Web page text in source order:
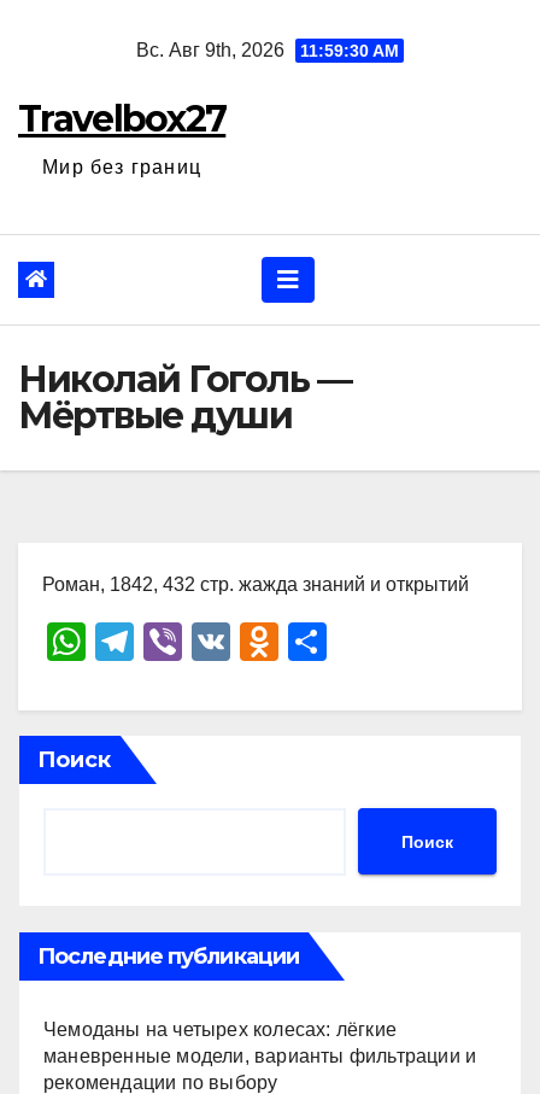
Вс. Авг 9th, 2026 11:59:31 AM
Travelbox27
Мир без границ
Николай Гоголь —
Мёртвые души
Роман, 1842, 432 стр. жажда знаний и открытий
W
at
s
A
T
e
gr
a
Vi
er
V
O
n
ki
р
ть
Поиск
Поиск
Последние публикации
Чемоданы на четырех колесах: лёгкие
маневренные модели, варианты фильтрации и
рекомендации по выбору